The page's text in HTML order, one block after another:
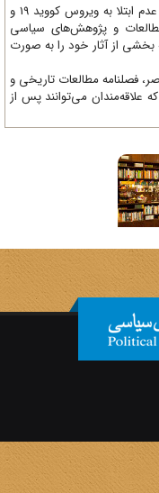
با توجه به نیاز به تداوم مراقبت‌های بهداشتی برای عدم ابتلا به ویروس کووید 19 و
و پژوهش‌های سیاسی
از آثار خود را به صورت
فصلنامه‌ مطالعات تاریخی و
می‌توانند پس از